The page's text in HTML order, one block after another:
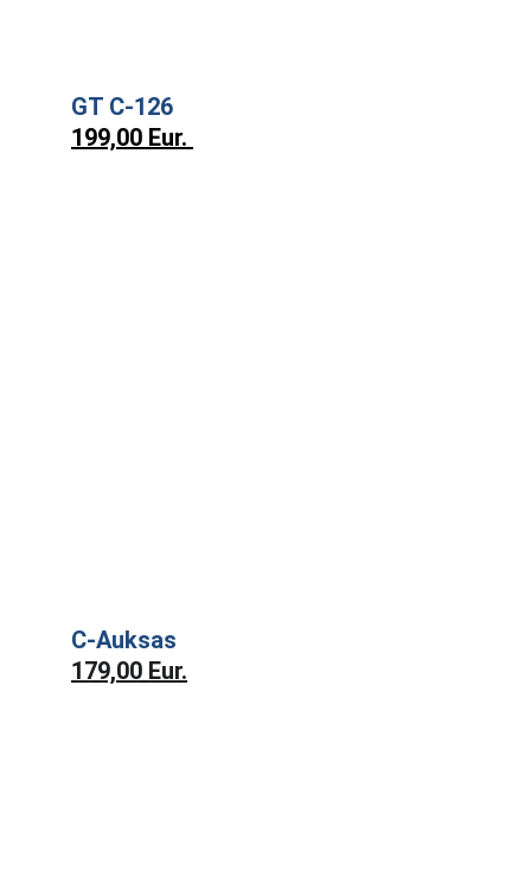
GT C-126
199,00 Eur.
C-Auksas
179,00 Eur.